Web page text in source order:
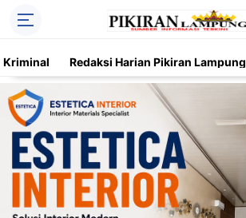
Kriminal Redaksi Harian Pikiran Lampung
Trending Kriminal